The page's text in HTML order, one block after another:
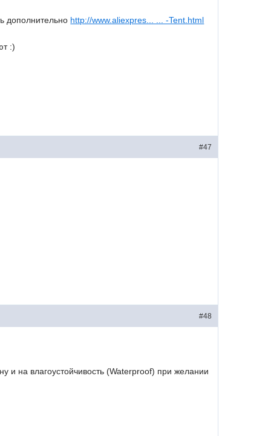
дополнительно http://www.aliexpres... ... -Tent.html
:)
#47
#48
и на влагоустойчивость (Waterproof) при желании